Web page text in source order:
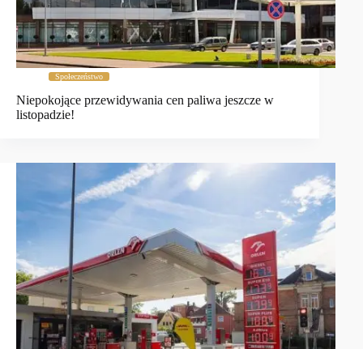
Społeczeństwo
Niepokojące przewidywania cen paliwa jeszcze w
listopadzie!